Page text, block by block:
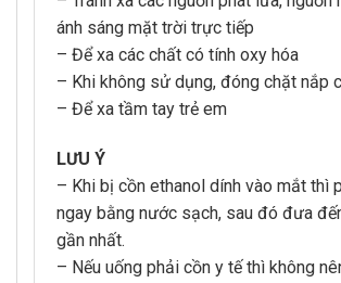
ánh sáng mặt trời trực tiếp
– Để xa các chất có tính oxy hóa
– Khi không sử dụng, đóng chặt nắp
– Để xa tầm tay trẻ em
LƯU Ý
– Khi bị cồn ethanol dính vào mắt thì
ngay bằng nước sạch, sau đó đưa
gần nhất.
– Nếu uống phải cồn y tế thì không